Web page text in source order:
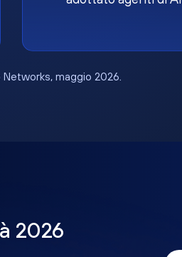
Networks, maggio 2026.
2026